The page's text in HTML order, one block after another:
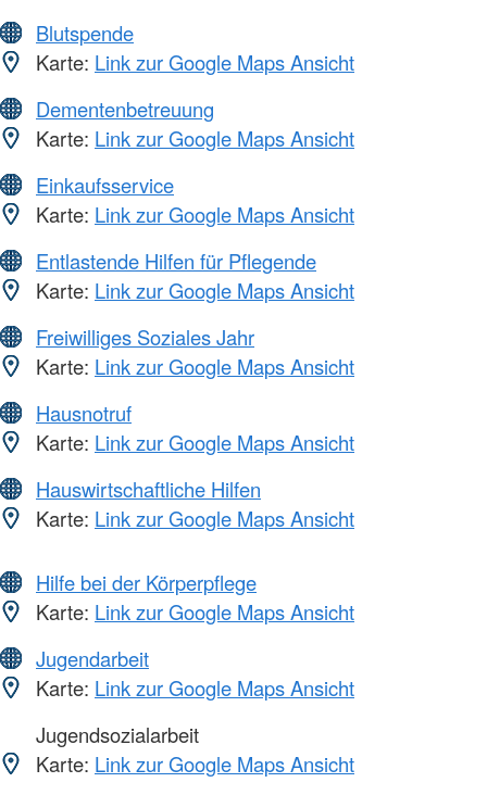
Blutspende
Karte: Link zur Google Maps Ansicht
Dementenbetreuung
Karte: Link zur Google Maps Ansicht
Einkaufsservice
Karte: Link zur Google Maps Ansicht
Entlastende Hilfen für Pflegende
Karte: Link zur Google Maps Ansicht
Freiwilliges Soziales Jahr
Karte: Link zur Google Maps Ansicht
Hausnotruf
Karte: Link zur Google Maps Ansicht
Hauswirtschaftliche Hilfen
Karte: Link zur Google Maps Ansicht
Hilfe bei der Körperpflege
Karte: Link zur Google Maps Ansicht
Jugendarbeit
Karte: Link zur Google Maps Ansicht
Jugendsozialarbeit
Karte: Link zur Google Maps Ansicht